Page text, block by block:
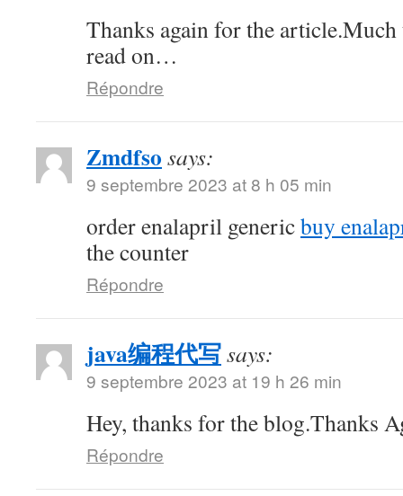
Thanks again for the
read on…
Répondre
Zmdfso says:
9 septembre 2023 at 8 h 05 min
order enalapril genericbuy
the counter
Répondre
java编程代写says:
9 septembre 2023 at 19 h 26 min
Hey, thanks for the blog.Thanks
Répondre